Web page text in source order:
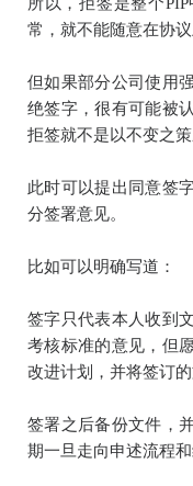
所以，拒签是整个
常，就不能随意在协议
但如果部分公司使用
绝签字，很有可能被
拒签就不是以不变之策
此时可以提出同意签
分签署意见。
比如可以明确写道：
签字只代表本人收到
考核标准的意见，但
改进计划，并将签订的
签署之后备份文件，
期一旦走向申述流程